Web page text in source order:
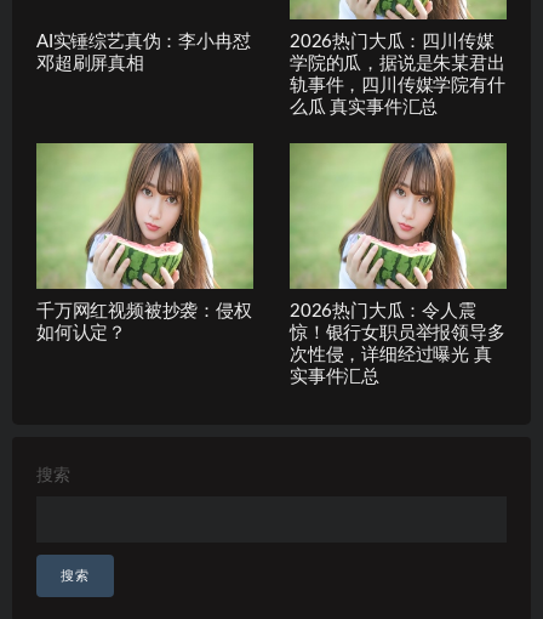
AI实锤综艺真伪：李小冉怼
邓超刷屏真相
2026热门大瓜：四川传媒
学院的瓜，据说是朱某君出
轨事件，四川传媒学院有什
么瓜 真实事件汇总
千万网红视频被抄袭：侵权
如何认定？
2026热门大瓜：令人震
惊！银行女职员举报领导多
次性侵，详细经过曝光 真
实事件汇总
搜索
搜索